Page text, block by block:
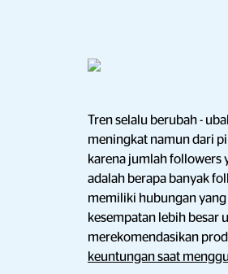
Tren selalu berubah -
meningkat namun dari
karena jumlah followers
adalah berapa banyak
memiliki hubungan
kesempatan lebih besar
merekomendasikan
keuntungan saat